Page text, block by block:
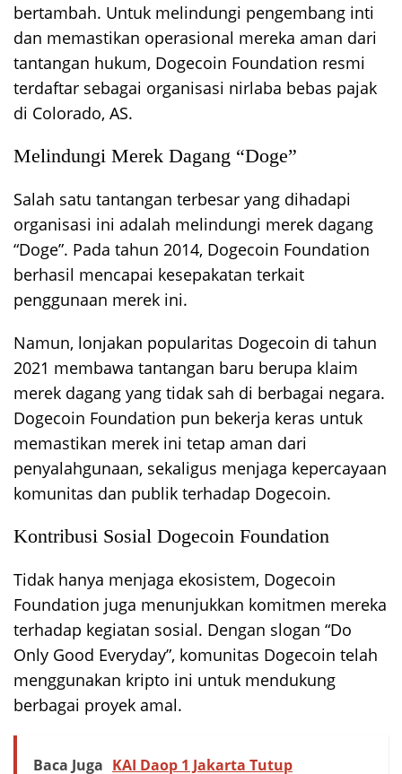
bertambah. Untuk melindungi pengembang inti
dan memastikan operasional mereka aman dari
tantangan hukum, Dogecoin Foundation resmi
terdaftar sebagai organisasi nirlaba bebas pajak
di Colorado, AS.
Melindungi Merek Dagang “Doge”
Salah satu tantangan terbesar yang dihadapi
organisasi ini adalah melindungi merek dagang
“Doge”. Pada tahun 2014, Dogecoin Foundation
berhasil mencapai kesepakatan terkait
penggunaan merek ini.
Namun, lonjakan popularitas Dogecoin di tahun
2021 membawa tantangan baru berupa klaim
merek dagang yang tidak sah di berbagai negara.
Dogecoin Foundation pun bekerja keras untuk
memastikan merek ini tetap aman dari
penyalahgunaan, sekaligus menjaga kepercayaan
komunitas dan publik terhadap Dogecoin.
Kontribusi Sosial Dogecoin Foundation
Tidak hanya menjaga ekosistem, Dogecoin
Foundation juga menunjukkan komitmen mereka
terhadap kegiatan sosial. Dengan slogan “Do
Only Good Everyday”, komunitas Dogecoin telah
menggunakan kripto ini untuk mendukung
berbagai proyek amal.
Baca Juga KAI Daop 1 Jakarta Tutup